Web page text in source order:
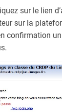
sur le lien
sur la
confirmation